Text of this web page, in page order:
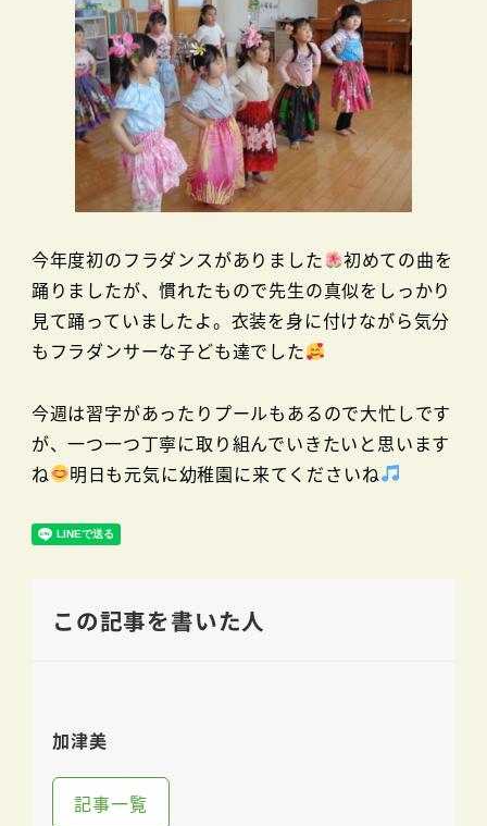
今年度初のフラダンスがありました
初めての曲を
踊りましたが、慣れたもので先生の真似をしっかり
見て踊っていましたよ。衣装を身に付けながら気分
もフラダンサーな子ども達でした
今週は習字があったりプールもあるので大忙しです
が、一つ一つ丁寧に取り組んでいきたいと思います
ね
明日も元気に幼稚園に来てくださいね
この記事を書いた人
加津美
記事一覧